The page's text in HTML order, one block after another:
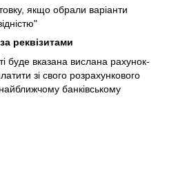
якщо обрали варіанти
реквізитами
буде вказана вислана рахунок-
зі свого розрахункового
банківському